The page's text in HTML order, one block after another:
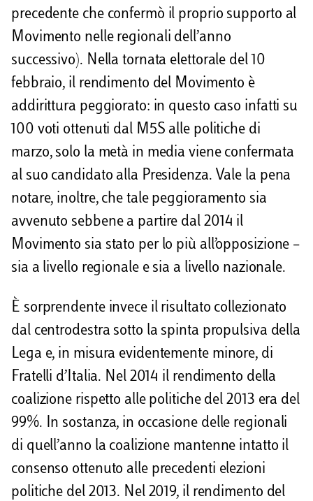
precedente che confermò il proprio supporto al
Movimento nelle regionali dell’anno
successivo). Nella tornata elettorale del 10
febbraio, il rendimento del Movimento è
addirittura peggiorato: in questo caso infatti su
100 voti ottenuti dal M5S alle politiche di
marzo, solo la metà in media viene confermata
al suo candidato alla Presidenza. Vale la pena
notare, inoltre, che tale peggioramento sia
avvenuto sebbene a partire dal 2014 il
Movimento sia stato per lo più all’opposizione –
sia a livello regionale e sia a livello nazionale.
È sorprendente invece il risultato collezionato
dal centrodestra sotto la spinta propulsiva della
Lega e, in misura evidentemente minore, di
Fratelli d’Italia. Nel 2014 il rendimento della
coalizione rispetto alle politiche del 2013 era del
99%. In sostanza, in occasione delle regionali
di quell’anno la coalizione mantenne intatto il
consenso ottenuto alle precedenti elezioni
politiche del 2013. Nel 2019, il rendimento del